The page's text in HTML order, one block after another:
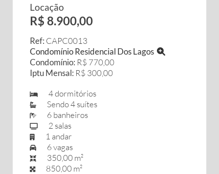
Locação
R$ 8.900,00
Ref: CAPC0013
Condomínio Residencial Dos Lagos
Condomínio: R$ 770,00
Iptu Mensal: R$ 300,00
4 dormitórios
Sendo 4 suítes
6 banheiros
2 salas
1 andar
6 vagas
350,00 m²
850,00 m²